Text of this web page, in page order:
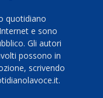
quotidiano
e sono
Gli autori
possono in
scrivendo